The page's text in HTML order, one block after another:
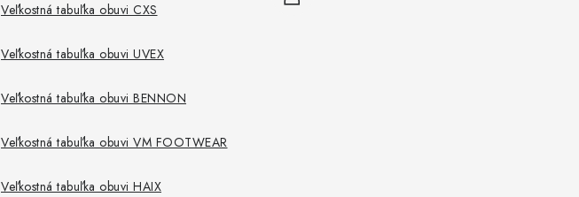
Veľkostná tabuľka obuvi CXS
Veľkostná tabuľka obuvi UVEX
Veľkostná tabuľka obuvi BENNON
Veľkostná tabuľka obuvi VM FOOTWEAR
Veľkostná tabuľka obuvi HAIX